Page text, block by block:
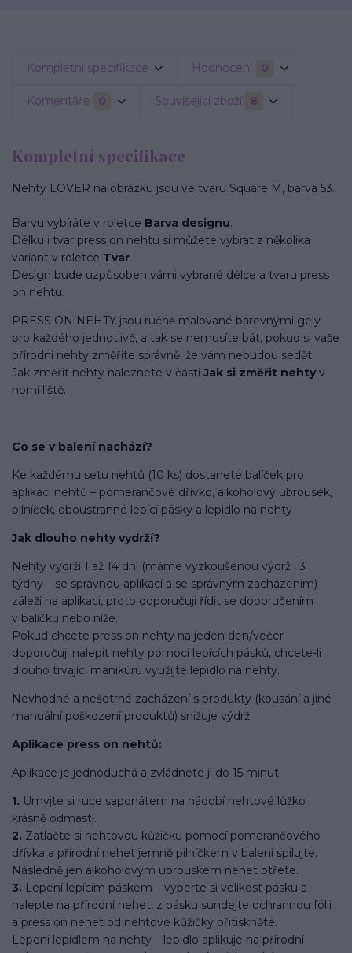
Kompletní specifikace Hodnocení 0
Komentáře 0 Související zboží 8
Kompletní specifikace
Nehty LOVER na obrázku jsou ve tvaru Square M, barva 53.
Barvu vybíráte v roletce Barva designu.
Délku i tvar press on nehtu si můžete vybrat z několika
variant v roletce Tvar.
Design bude uzpůsoben vámi vybrané délce a tvaru press
on nehtu.
PRESS ON NEHTY jsou ručně malované barevnými gely
pro každého jednotlivě, a tak se nemusíte bát, pokud si vaše
přírodní nehty změříte správně, že vám nebudou sedět.
Jak změřit nehty naleznete v části Jak si změřit nehty v
horní liště.
Co se v balení nachází?
Ke každému setu nehtů (10 ks) dostanete balíček pro
aplikaci nehtů – pomerančové dřívko, alkoholový ubrousek,
pilníček, oboustranné lepící pásky a lepidlo na nehty
Jak dlouho nehty vydrží?
Nehty vydrží 1 až 14 dní (máme vyzkoušenou výdrž i 3
týdny – se správnou aplikací a se správným zacházením)
záleží na aplikaci, proto doporučuji řídit se doporučením
v balíčku nebo níže.
Pokud chcete press on nehty na jeden den/večer
doporučuji nalepit nehty pomocí lepících pásků, chcete-li
dlouho trvající manikúru využijte lepidlo na nehty.
Nevhodné a nešetrné zacházení s produkty (kousání a jiné
manuální poškození produktů) snižuje výdrž
Aplikace press on nehtů:
Aplikace je jednoduchá a zvládnete ji do 15 minut.
1. Umyjte si ruce saponátem na nádobí nehtové lůžko
krásně odmastí.
2. Zatlačte si nehtovou kůžičku pomocí pomerančového
dřívka a přírodní nehet jemně pilníčkem v balení spilujte.
Následně jen alkoholovým ubrouskem nehet otřete.
3. Lepení lepícím páskem – vyberte si velikost pásku a
nalepte na přírodní nehet, z pásku sundejte ochrannou fólii
a press on nehet od nehtové kůžičky přitiskněte.
Lepení lepidlem na nehty – lepidlo aplikuje na přírodní